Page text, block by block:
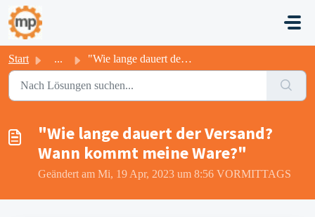
Zum hauptsächlichen Inhalt gehen
Start ... "Wie lange dauert der Versand? Wann kommt meine Ware...
"Wie lange dauert der Versand?
Wann kommt meine Ware?"
Geändert am Mi, 19 Apr, 2023 um 8:56 VORMITTAGS